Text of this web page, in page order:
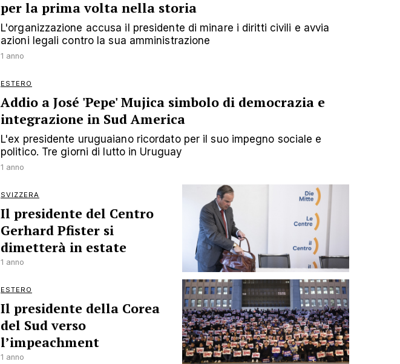
per la prima volta nella storia
L'organizzazione accusa il presidente di minare i diritti civili e avvia
azioni legali contro la sua amministrazione
1 anno
ESTERO
Addio a José 'Pepe' Mujica simbolo di democrazia e
integrazione in Sud America
L'ex presidente uruguaiano ricordato per il suo impegno sociale e
politico. Tre giorni di lutto in Uruguay
1 anno
SVIZZERA
Il presidente del Centro
Gerhard Pfister si
dimetterà in estate
1 anno
ESTERO
Il presidente della Corea
del Sud verso
l’impeachment
1 anno